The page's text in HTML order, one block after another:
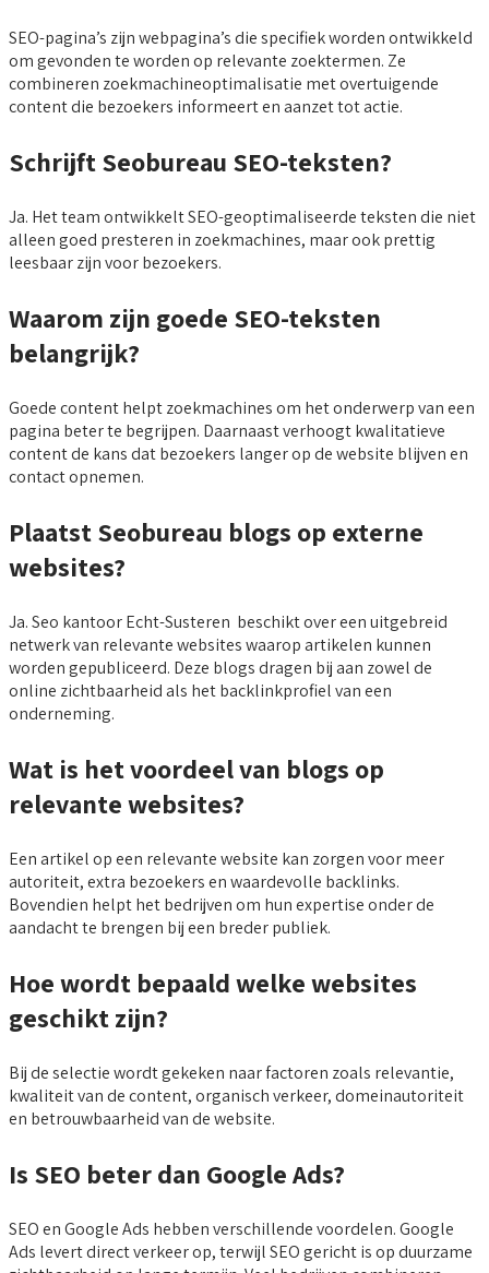
SEO-pagina’s zijn webpagina’s die specifiek worden ontwikkeld
om gevonden te worden op relevante zoektermen. Ze
combineren zoekmachineoptimalisatie met overtuigende
content die bezoekers informeert en aanzet tot actie.
Schrijft Seobureau SEO-teksten?
Ja. Het team ontwikkelt SEO-geoptimaliseerde teksten die niet
alleen goed presteren in zoekmachines, maar ook prettig
leesbaar zijn voor bezoekers.
Waarom zijn goede SEO-teksten
belangrijk?
Goede content helpt zoekmachines om het onderwerp van een
pagina beter te begrijpen. Daarnaast verhoogt kwalitatieve
content de kans dat bezoekers langer op de website blijven en
contact opnemen.
Plaatst Seobureau blogs op externe
websites?
Ja. Seo kantoor Echt-Susteren beschikt over een uitgebreid
netwerk van relevante websites waarop artikelen kunnen
worden gepubliceerd. Deze blogs dragen bij aan zowel de
online zichtbaarheid als het backlinkprofiel van een
onderneming.
Wat is het voordeel van blogs op
relevante websites?
Een artikel op een relevante website kan zorgen voor meer
autoriteit, extra bezoekers en waardevolle backlinks.
Bovendien helpt het bedrijven om hun expertise onder de
aandacht te brengen bij een breder publiek.
Hoe wordt bepaald welke websites
geschikt zijn?
Bij de selectie wordt gekeken naar factoren zoals relevantie,
kwaliteit van de content, organisch verkeer, domeinautoriteit
en betrouwbaarheid van de website.
Is SEO beter dan Google Ads?
SEO en Google Ads hebben verschillende voordelen. Google
Ads levert direct verkeer op, terwijl SEO gericht is op duurzame